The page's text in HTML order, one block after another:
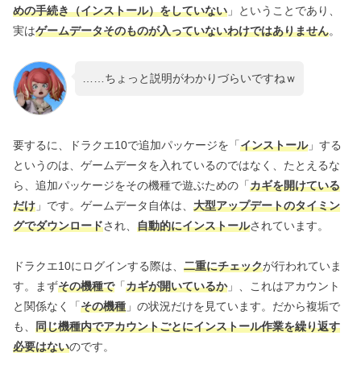
めの手続き（インストール）をしていない 」ということであり、
実はゲームデータそのものが入っていないわけではありません。
……ちょっと説明がわかりづらいですねｗ
要するに、ドラクエ10で追加パッケージを「インストール」する
というのは、ゲームデータを入れているのではなく、たとえるな
ら、追加パッケージをその機種で遊ぶための「カギを開けている
だけ 」です。ゲームデータ自体は、 大型アップデートのタイミン
グでダウンロードされ、 自動的にインストールされています。
ドラクエ10にログインする際は、 二重にチェックが行われていま
す。まずその機種で「カギが開いているか」、これはアカウント
と関係なく「その機種 」の状況だけを見ています。だから複垢で
も、 同じ機種内でアカウントごとにインストール作業を繰り返す
必要はないのです。